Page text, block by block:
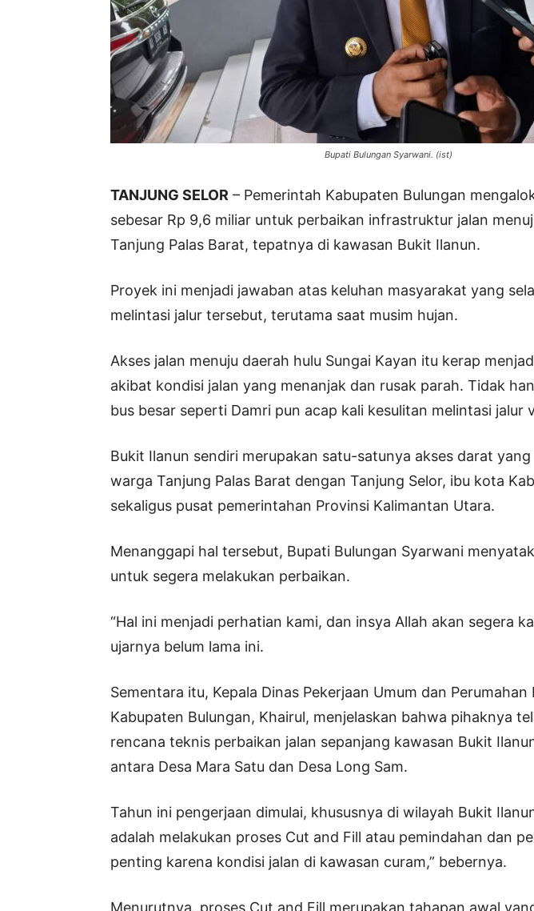
Bupati Bulungan Syarwani. (ist)
TANJUNG SELOR – Pemerintah Kabupaten Bulungan
sebesar Rp 9,6 miliar untuk perbaikan infrastruktur jalan
Tanjung Palas Barat, tepatnya di kawasan Bukit Ilanun.
Proyek ini menjadi jawaban atas keluhan masyarakat yang
melintasi jalur tersebut, terutama saat musim hujan.
Akses jalan menuju daerah hulu Sungai Kayan itu kerap
akibat kondisi jalan yang menanjak dan rusak parah. Tidak
bus besar seperti Damri pun acap kali kesulitan melintasi jalur
Bukit Ilanun sendiri merupakan satu-satunya akses darat
warga Tanjung Palas Barat dengan Tanjung Selor, ibu kota
sekaligus pusat pemerintahan Provinsi Kalimantan Utara.
Menanggapi hal tersebut, Bupati Bulungan Syarwani
untuk segera melakukan perbaikan.
“Hal ini menjadi perhatian kami, dan insya Allah akan segera
ujarnya belum lama ini.
Sementara itu, Kepala Dinas Pekerjaan Umum dan Perumahan
Kabupaten Bulungan, Khairul, menjelaskan bahwa pihaknya
rencana teknis perbaikan jalan sepanjang kawasan Bukit
antara Desa Mara Satu dan Desa Long Sam.
Tahun ini pengerjaan dimulai, khususnya di wilayah Bukit
adalah melakukan proses Cut and Fill atau pemindahan dan
penting karena kondisi jalan di kawasan curam,” bebernya.
Menurutnya, proses Cut and Fill merupakan tahapan awal